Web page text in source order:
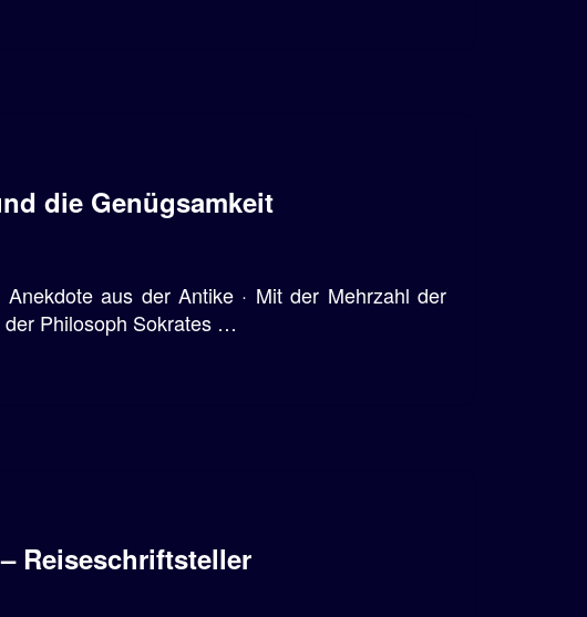
die Genügsamkeit
aus der Antike · Mit der Mehrzahl der
Philosoph Sokrates …
Reiseschriftsteller